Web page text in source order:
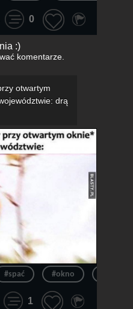
0
:)
komentarze.
otwartym
drą
#spać #okno
1